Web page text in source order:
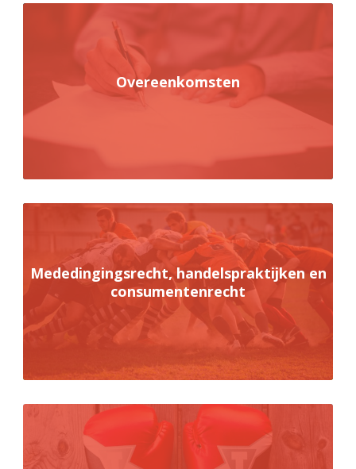
Overeenkomsten
Mededingingsrecht, handelspraktijken en
consumentenrecht